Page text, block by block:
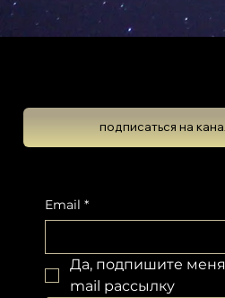
подписаться на
Email *
Да, подпишите
mail рассылку